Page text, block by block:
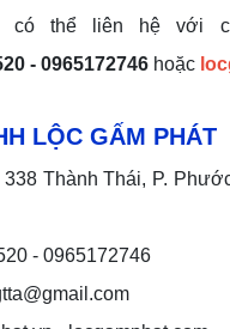
có thể liên hệ với
- 0965172746 hoặc
LỘC GẤM PHÁT
338 Thành Thái, P.
- 0965172746